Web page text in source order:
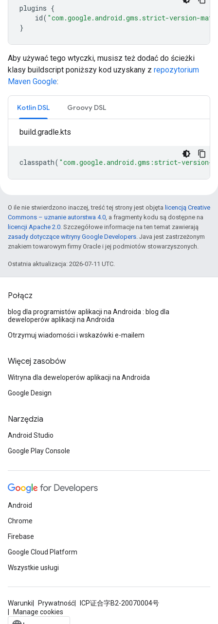
plugins {
id( "com.google.android.gms.strict-version-
}
Aby używać tego wtyczki, musisz też dodać do ścieżki
klasy buildscript poniższy kod uzyskany z repozytorium
Maven Google:
Kotlin DSL Groovy DSL
build.gradle.kts
classpath( "com.google.android.gms:strict-version-
O ile nie stwierdzono inaczej, treść tej strony jest objęta licencją Creative
Commons – uznanie autorstwa 4.0, a fragmenty kodu są dostępne na
licencji Apache 2.0. Szczegółowe informacje na ten temat zawierają
zasady dotyczące witryny Google Developers. Java jest zastrzeżonym
znakiem towarowym firmy Oracle i jej podmiotów stowarzyszonych.
Ostatnia aktualizacja: 2026-07-11 UTC.
Połącz
blog dla programistów aplikacji na Androida : blog dla
deweloperów aplikacji na Androida
Otrzymuj wiadomości i wskazówki e-mailem
Więcej zasobów
Witryna dla deweloperów aplikacji na Androida
Google Design
Narzędzia
Android Studio
Google Play Console
Android
Chrome
Firebase
Google Cloud Platform
Wszystkie usługi
Warunki Prywatność
ICP证合字B2-20070004号
Manage cookies